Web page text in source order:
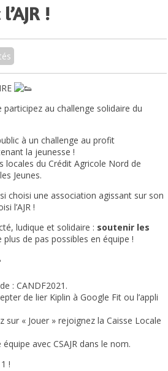
!
au challenge solidaire du
à un challenge au profit
la jeunesse !
locales du Crédit Agricole Nord de
Jeunes.
choisi une association agissant sur son
l’AJR !
ludique et solidaire : soutenir les
plus de pas possibles en équipe !
: CANDF2021.
de lier Kiplin à Google Fit ou l’appli
sur « Jouer » rejoignez la Caisse Locale
avec CSAJR dans le nom.
!